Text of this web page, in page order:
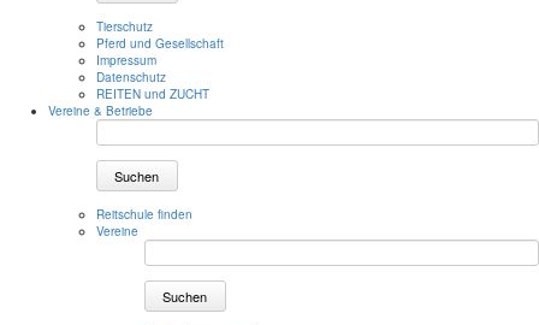
Tierschutz
Pferd und Gesellschaft
Impressum
Datenschutz
REITEN und ZUCHT
Vereine & Betriebe
Suchen
Reitschule finden
Vereine
Suchen